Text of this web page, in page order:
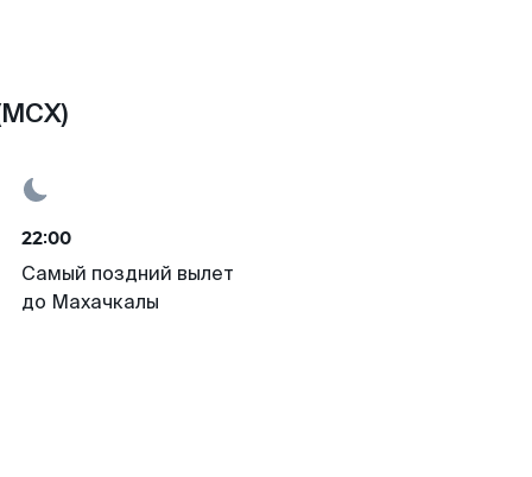
22:00
Самый поздний вылет
до Махачкалы